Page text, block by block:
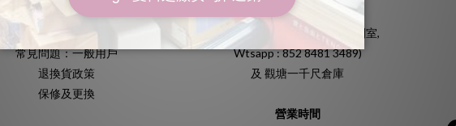
付款方式
常見問題：一般用戶
退換貨政策
保修及更換
612室
(歡迎預約參觀我們的私人陳列室,
Wtsapp : 852 8481 3489)
及 觀塘一千尺倉庫
營業時間